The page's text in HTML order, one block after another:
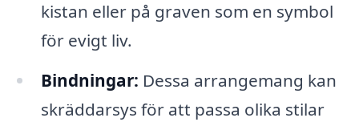
kistan eller på graven som en symbol
för evigt liv.
Bindningar: Dessa arrangemang kan
skräddarsys för att passa olika stilar